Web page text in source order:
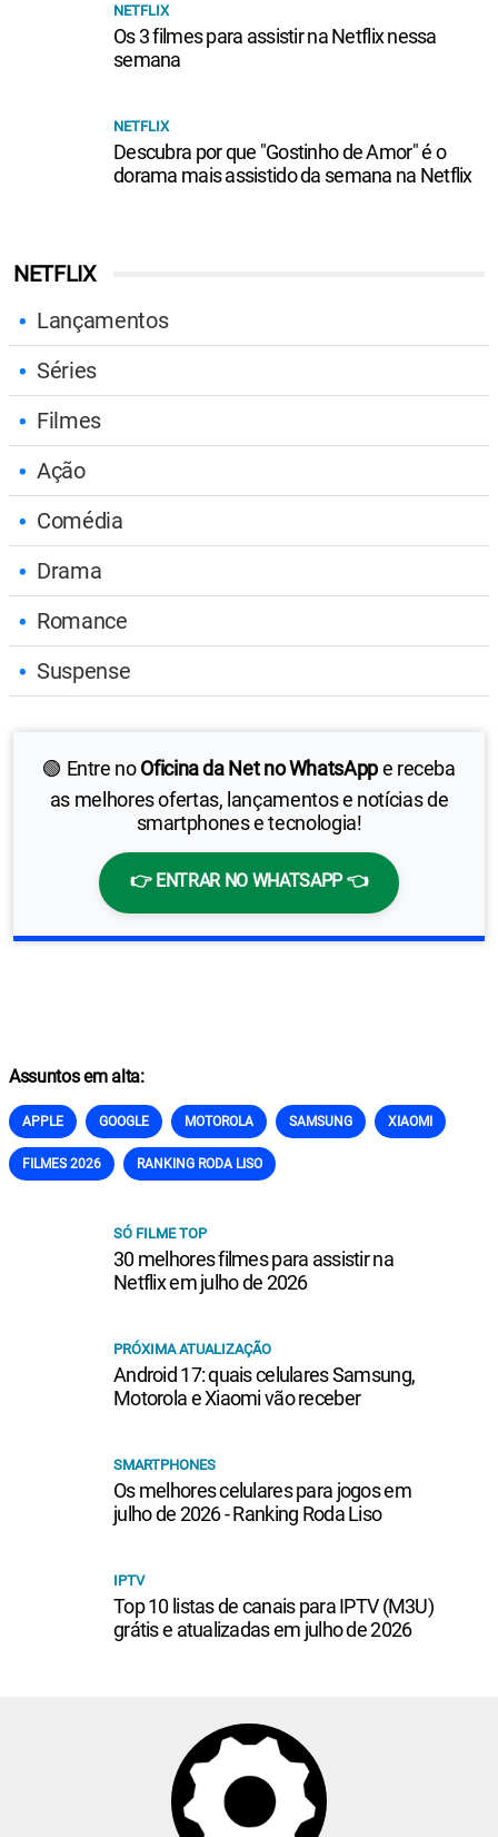
NETFLIX
Lançamentos
Séries
Filmes
Ação
Comédia
Drama
Romance
Suspense
🟢 Entre noOficina da Net no WhatsAppe receba
as melhores ofertas, lançamentos e notícias de
smartphones e tecnologia!
👉 ENTRAR NO WHATSAPP 👈
NETFLIX
Os 3 filmes para assistir na Netflix nessa
semana
NETFLIX
Descubra por que "Gostinho de Amor" é o
dorama mais assistido da semana na Netflix
Assuntos em alta:
APPLE GOOGLE MOTOROLA SAMSUNG XIAOMI
FILMES 2026 RANKING RODA LISO
SÓ FILME TOP
30 melhores filmes para assistir na
Netflix em julho de 2026
PRÓXIMA ATUALIZAÇÃO
Android 17: quais celulares Samsung,
Motorola e Xiaomi vão receber
SMARTPHONES
Os melhores celulares para jogos em
julho de 2026 - Ranking Roda Liso
IPTV
Top 10 listas de canais para IPTV (M3U)
grátis e atualizadas em julho de 2026